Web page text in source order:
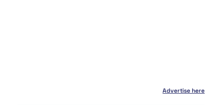
Advertise here